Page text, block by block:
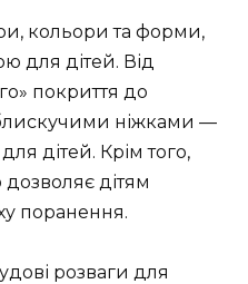
кольори та форми,
для дітей. Від
покриття до
ніжками —
для дітей. Крім того,
дозволяє дітям
поранення.
розваги для